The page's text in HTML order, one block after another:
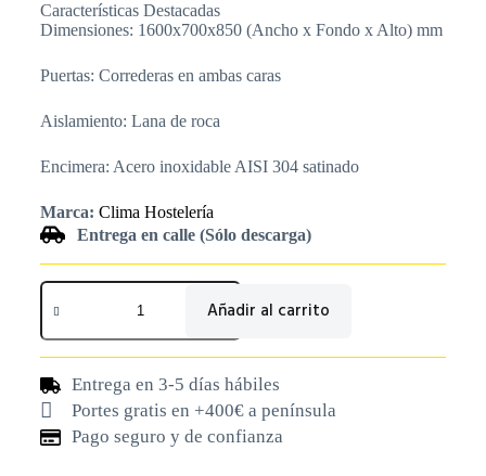
Características Destacadas
Dimensiones: 1600x700x850 (Ancho x Fondo x Alto) mm
Puertas: Correderas en ambas caras
Aislamiento: Lana de roca
Encimera: Acero inoxidable AISI 304 satinado
Marca: Clima Hostelería
Entrega en calle (Sólo descarga)
Añadir al carrito
Entrega en 3-5 días hábiles
Portes gratis en +400€ a península
Pago seguro y de confianza